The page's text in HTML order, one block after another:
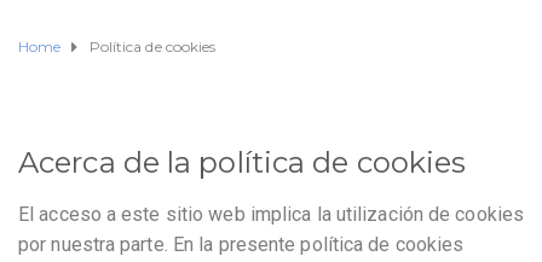
Home Política de cookies
Acerca de la política de cookies
El acceso a este sitio web implica la utilización de cookies
por nuestra parte. En la presente política de cookies